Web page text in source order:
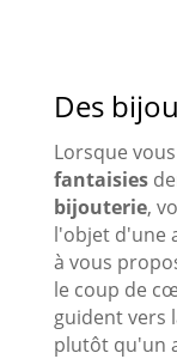
Des
Lorsque
fantaisies
bijouterie,
l'objet d'une
à vous
le coup de
guident vers
plutôt qu'un